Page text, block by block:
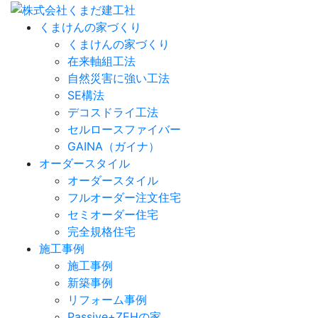
くまけんの家づくり
くまけんの家づくり
在来軸組工法
自然災害に強い工法
SE構法
デコスドライ工法
セルロースファイバー
GAINA（ガイナ）
オーダースタイル
オーダースタイル
フルオーダー注文住宅
セミオーダー住宅
完全規格住宅
施工事例
施工事例
新築事例
リフォーム事例